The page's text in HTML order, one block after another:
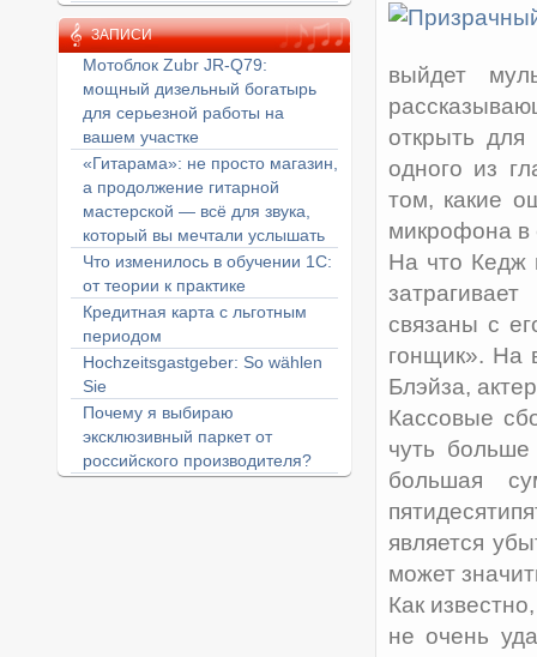
ЗАПИСИ
Мотоблок Zubr JR-Q79:
мощный дизельный богатырь
для серьезной работы на
вашем участке
«Гитарама»: не просто магазин,
а продолжение гитарной
мастерской — всё для звука,
который вы мечтали услышать
Что изменилось в обучении 1С:
от теории к практике
Кредитная карта с льготным
периодом
Hochzeitsgastgeber: So wählen
Sie
Почему я выбираю
эксклюзивный паркет от
российского производителя?
выйдет
открыть
одного из
том, какие
микрофона в
На что Кедж
связаны с
гонщик». На
Блэйза,
Кассовые
чуть
большая
является
может
Как
не очень